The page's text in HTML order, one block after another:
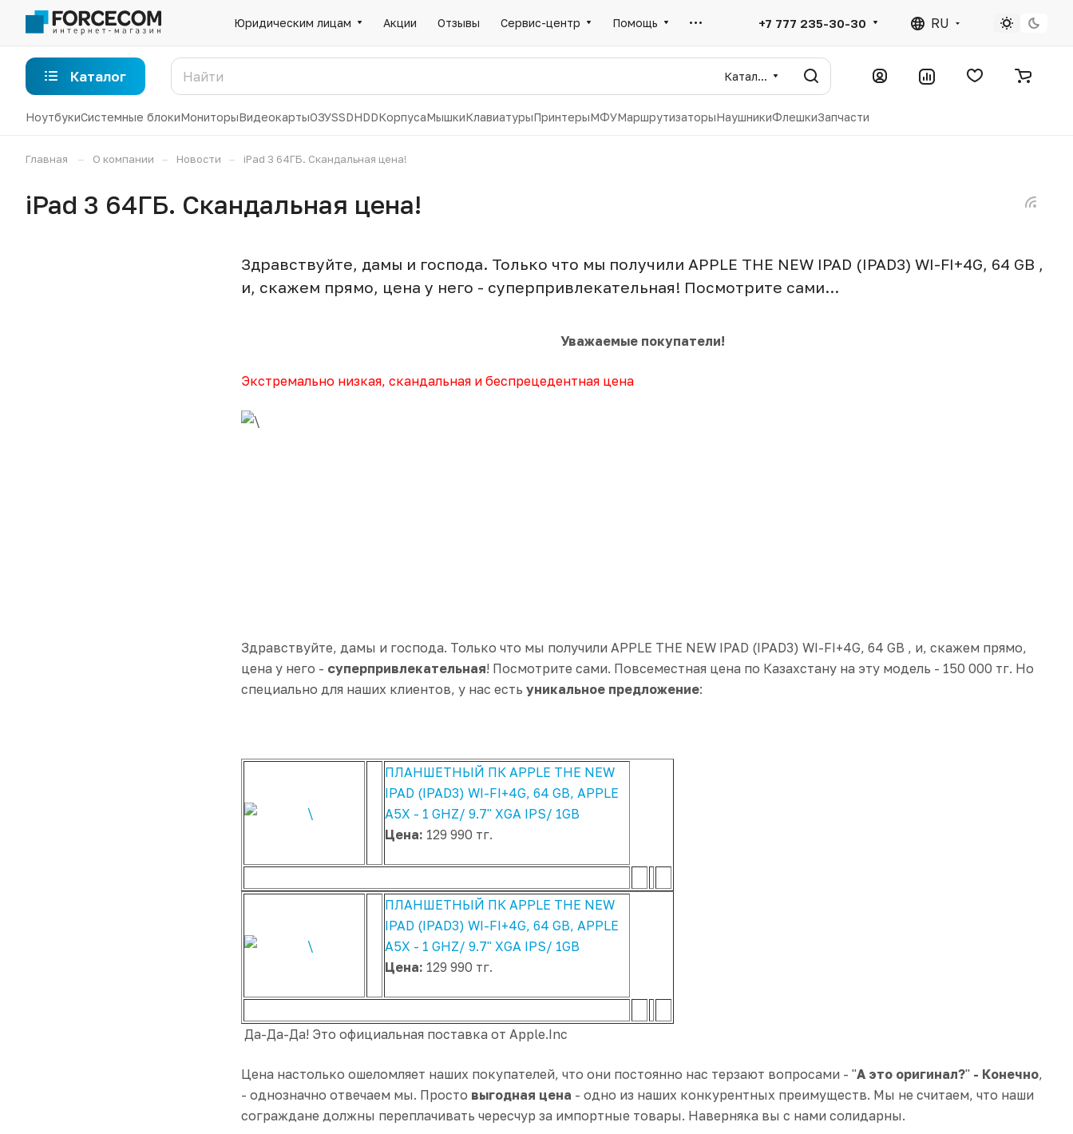
Юридическим лицам Акции Отзывы Сервис-центр Помощь +7 777 235-30-30 RU
Каталог Каталог
НоутбукиСистемные блокиМониторыВидеокартыОЗУSSDHDDКорпусаМышкиКлавиатурыПринтерыМФУМаршрутизаторыНаушникиФлешкиЗапчасти
Главная – О компании – Новости – iPad 3 64ГБ. Скандальная цена!
iPad 3 64ГБ. Скандальная цена!
Здравствуйте, дамы и господа. Только что мы получили APPLE THE NEW IPAD (IPAD3) WI-FI+4G, 64 GB ,
и, скажем прямо, цена у него - суперпривлекательная! Посмотрите сами...
Уважаемые покупатели!
Экстремально низкая, скандальная и беспрецедентная цена
Здравствуйте, дамы и господа. Только что мы получили APPLE THE NEW IPAD (IPAD3) WI-FI+4G, 64 GB , и, скажем прямо,
цена у него - суперпривлекательная! Посмотрите сами. Повсеместная цена по Казахстану на эту модель - 150 000 тг. Но
специально для наших клиентов, у нас есть уникальное предложение:
ПЛАНШЕТНЫЙ ПК APPLE THE NEW
IPAD (IPAD3) WI-FI+4G, 64 GB, APPLE
A5X - 1 GHZ/ 9.7" XGA IPS/ 1GB
Цена: 129 990 тг.
ПЛАНШЕТНЫЙ ПК APPLE THE NEW
IPAD (IPAD3) WI-FI+4G, 64 GB, APPLE
A5X - 1 GHZ/ 9.7" XGA IPS/ 1GB
Цена: 129 990 тг.
Да-Да-Да! Это официальная поставка от Apple.Inc
Цена настолько ошеломляет наших покупателей, что они постоянно нас терзают вопросами - "А это оригинал?" - Конечно,
- однозначно отвечаем мы. Просто выгодная цена - одно из наших конкурентных преимуществ. Мы не считаем, что наши
сограждане должны переплачивать чересчур за импортные товары. Наверняка вы с нами солидарны.